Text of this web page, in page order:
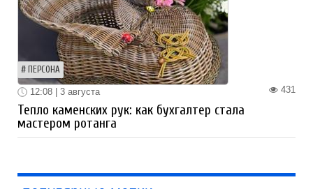
ПЕРСОНА
431
12:08 | 3 августа
Тепло каменских рук: как бухгалтер стала
мастером ротанга